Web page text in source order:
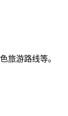
旅游路线等。